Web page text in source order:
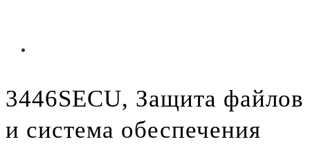
3446SECU, Защита файлов
и система обеспечения